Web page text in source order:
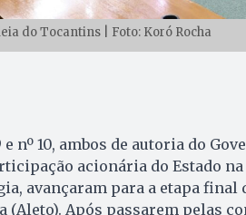
do Tocantins | Foto: Koró Rocha
e nº 10, ambos de autoria do
acionária do Estado
avançaram para a etapa final
(Aleto). Após passarem pelas